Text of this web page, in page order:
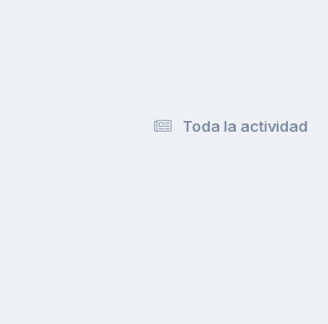
Toda la actividad